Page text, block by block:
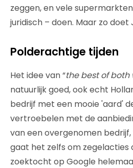
zeggen, en vele
juridisch – doen. Maar zo doet
Polderachtige tijden
Het idee van “the best of both
natuurlijk goed, ook echt
bedrijf met een mooie 'aard'
vertroebelen met de
van een overgenomen bedrijf,
gaat het zelfs om zegelacties
zoektocht op Google